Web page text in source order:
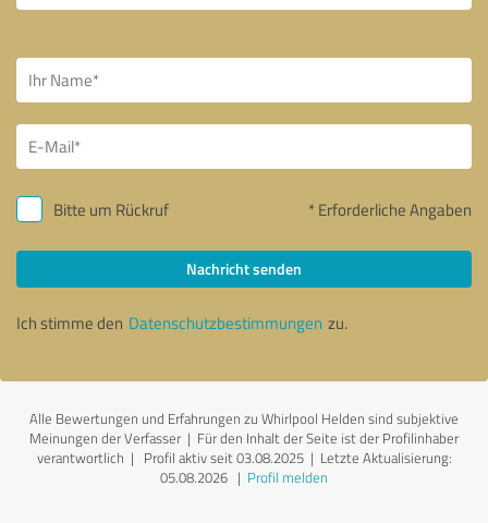
Bitte um Rückruf * Erforderliche Angaben
Nachricht senden
Ich stimme den Datenschutzbestimmungen zu.
Alle Bewertungen und Erfahrungen zu Whirlpool Helden sind subjektive
Meinungen der Verfasser | Für den Inhalt der Seite ist der Profilinhaber
verantwortlich | Profil aktiv seit 03.08.2025 | Letzte Aktualisierung:
05.08.2026 | Profil melden